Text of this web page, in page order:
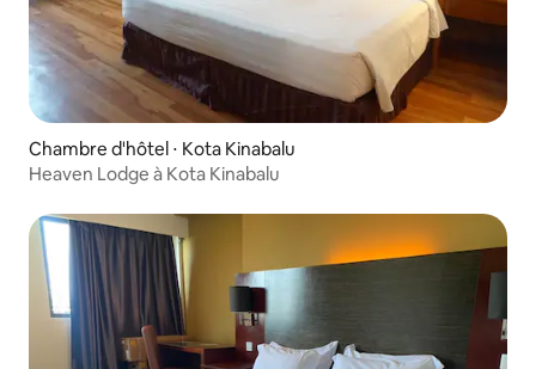
Chambre d'hôtel ⋅ Kota Kinabalu
Heaven Lodge à Kota Kinabalu